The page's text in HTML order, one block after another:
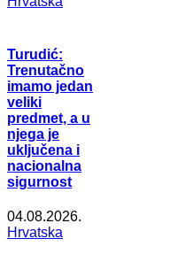
Turudić:
Trenutačno
imamo jedan
veliki
predmet, a u
njega je
uključena i
nacionalna
sigurnost
04.08.2026.
Hrvatska